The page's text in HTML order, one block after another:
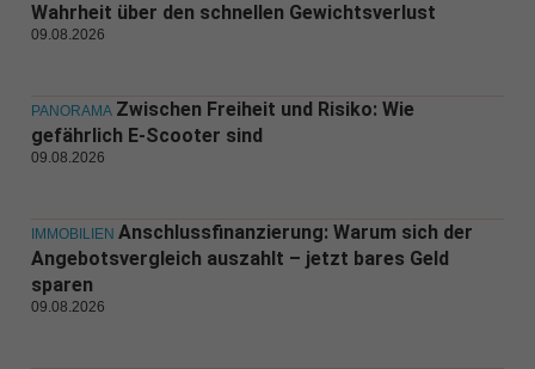
Wahrheit über den schnellen Gewichtsverlust
09.08.2026
PANORAMA Zwischen Freiheit und Risiko: Wie
gefährlich E-Scooter sind
09.08.2026
IMMOBILIEN Anschlussfinanzierung: Warum sich der
Angebotsvergleich auszahlt – jetzt bares Geld
sparen
09.08.2026